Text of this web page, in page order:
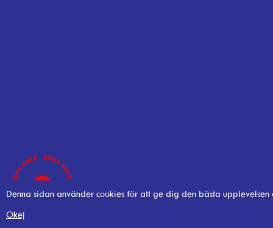
Denna sidan använder cookies för att ge dig den bästa
Okej